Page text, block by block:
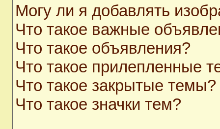
Могу ли я добавлять
Что такое важные
Что такое объявления?
Что такое прилепленные
Что такое закрытые темы?
Что такое значки тем?